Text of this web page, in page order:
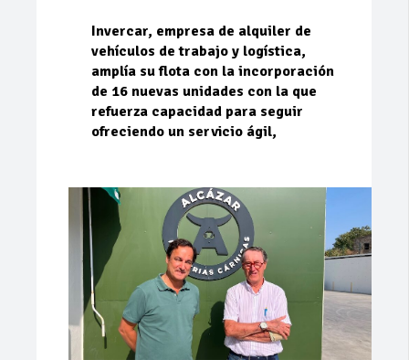
Invercar, empresa de alquiler de
vehículos de trabajo y logística,
amplía su flota con la incorporación
de 16 nuevas unidades con la que
refuerza capacidad para seguir
ofreciendo un servicio ágil,